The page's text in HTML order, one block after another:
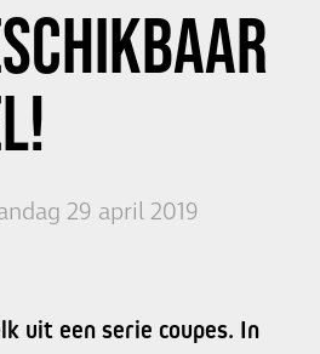
29 april 2019
uit een serie coupes. In